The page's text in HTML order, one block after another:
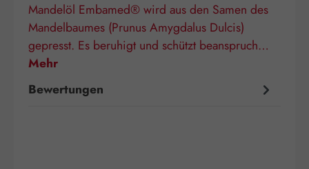
Mandelöl Embamed® wird aus den Samen des
Mandelbaumes (Prunus Amygdalus Dulcis)
gepresst. Es beruhigt und schützt beanspruch…
Mehr
Bewertungen